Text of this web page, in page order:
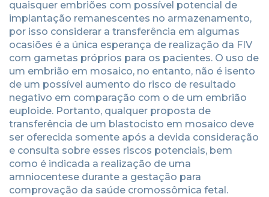
quaisquer embriões com possível potencial de
implantação remanescentes no armazenamento,
por isso considerar a transferência em algumas
ocasiões é a única esperança de realização da FIV
com gametas próprios para os pacientes. O uso de
um embrião em mosaico, no entanto, não é isento
de um possível aumento do risco de resultado
negativo em comparação com o de um embrião
euploide. Portanto, qualquer proposta de
transferência de um blastocisto em mosaico deve
ser oferecida somente após a devida consideração
e consulta sobre esses riscos potenciais, bem
como é indicada a realização de uma
amniocentese durante a gestação para
comprovação da saúde cromossômica fetal.